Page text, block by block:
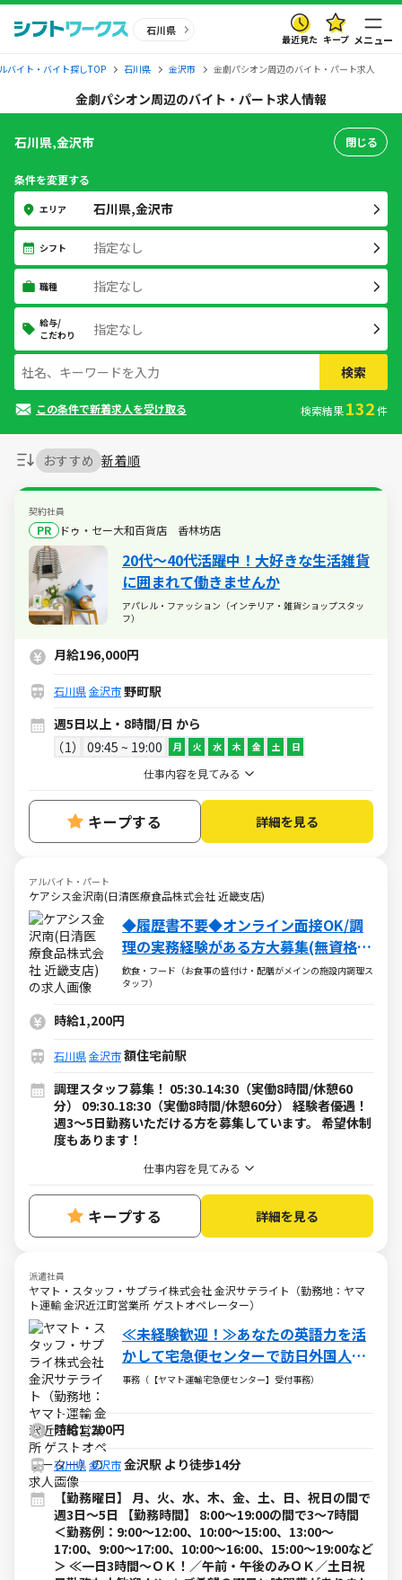
石川県
最近見た キープ メニュー
バイト・バイト探しTOP 石川県 金沢市 金劇パシオン周辺のバイト・パート求人
金劇パシオン周辺のバイト・パート求人情報
おすすめ 新着順
契約社員
PR ドゥ・セー大和百貨店 香林坊店
20代～40代活躍中！大好きな生活雑貨
に囲まれて働きませんか
アパレル・ファッション（インテリア・雑貨ショップスタッ
フ）
月給196,000円
石川県金沢市野町駅
週5日以上・8時間/日 から
1
09:45 ~ 19:00 月 火 水 木 金 土 日
仕事内容を見てみる
キープする 詳細を見る
アルバイト・パート
ケアシス金沢南(日清医療食品株式会社 近畿支店)
◆履歴書不要◆オンライン面接OK/調
理の実務経験がある方大募集(無資格
OK)！
飲食・フード（お食事の盛付け・配膳がメインの施設内調理ス
タッフ）
時給1,200円
石川県金沢市額住宅前駅
調理スタッフ募集！ 05:30₋14:30（実働8時間/休憩60
分） 09:30₋18:30（実働8時間/休憩60分） 経験者優遇！
週3～5日勤務いただける方を募集しています。 希望休制
度もあります！
仕事内容を見てみる
キープする 詳細を見る
派遣社員
ヤマト・スタッフ・サプライ株式会社 金沢サテライト（勤務地：ヤマ
ト運輸 金沢近江町営業所 ゲストオペレーター）
≪未経験歓迎！≫あなたの英語力を活
かして宅急便センターで訪日外国人の
荷物の受付対応！
事務（【ヤマト運輸宅急便センター】受付事務）
時給1,200円
石川県金沢市金沢駅 より徒歩14分
【勤務曜日】 月、火、水、木、金、土、日、祝日の間で
週3日～5日 【勤務時間】 8:00～19:00の間で3～7時間
＜勤務例：9:00～12:00、10:00～15:00、13:00～
17:00、9:00～17:00、10:00～16:00、15:00～19:00など
＞ ≪一日3時間～ＯＫ！／午前・午後のみＯＫ／土日祝
石川県,金沢市 閉じる
条件を変更する
エリア 石川県,金沢市
シフト 指定なし
職種 指定なし
給与/
こだわり
指定なし
検索
この条件で新着求人を受け取る 検索結果132件